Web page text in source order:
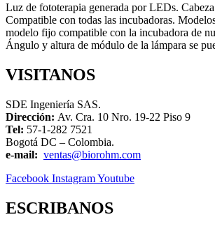
Luz de fototerapia generada por LEDs.
Compatible con todas las incubadoras.
modelo fijo compatible con la incubadora de
Ángulo y altura de módulo de la lámpara se
VISITANOS
SDE Ingeniería SAS.
Dirección: Av. Cra. 10 Nro. 19-22 Piso 9
Tel: 57-1-282 7521
Bogotá DC – Colombia.
e-mail: ventas@biorohm.com
Facebook InstagramYoutube
ESCRIBANOS